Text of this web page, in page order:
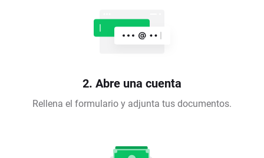
2. Abre una cuenta
Rellena el formulario y adjunta tus documentos.